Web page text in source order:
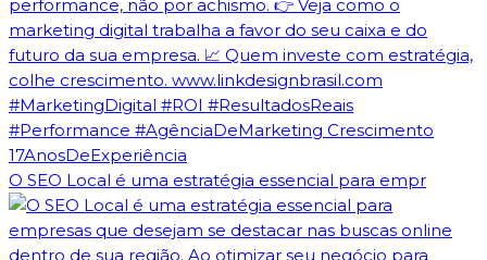
O SEO Local é uma estratégia essencial para empr